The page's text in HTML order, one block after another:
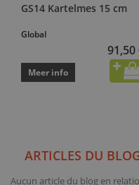
GS14 Kartelmes 15 cm
Global
91,50
Meer info
ARTICLES DU
Aucun article du blog en